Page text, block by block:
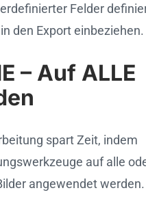
Felder
den Export einbeziehen.
– Auf ALLE
spart Zeit, indem
auf alle
angewendet